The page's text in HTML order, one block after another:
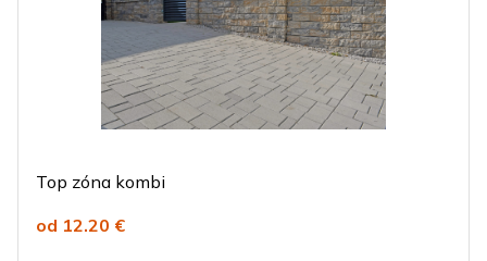
Top zóna kombi
od 12.20 €